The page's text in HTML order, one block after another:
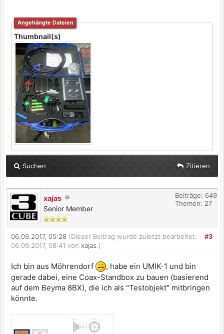
Angehängte Dateien
Thumbnail(s)
Suchen Zitieren
xajas
Senior Member
Beiträge: 649
Themen: 27
#3
06.09.2017, 05:28 (Dieser Beitrag wurde zuletzt bearbeitet:
06.09.2017, 08:41 von xajas.)
Ich bin aus Möhrendorf
, habe ein UMIK-1 und bin
gerade dabei, eine Coax-Standbox zu bauen (basierend
auf dem Beyma 8BX), die ich als "Testobjekt" mitbringen
könnte.